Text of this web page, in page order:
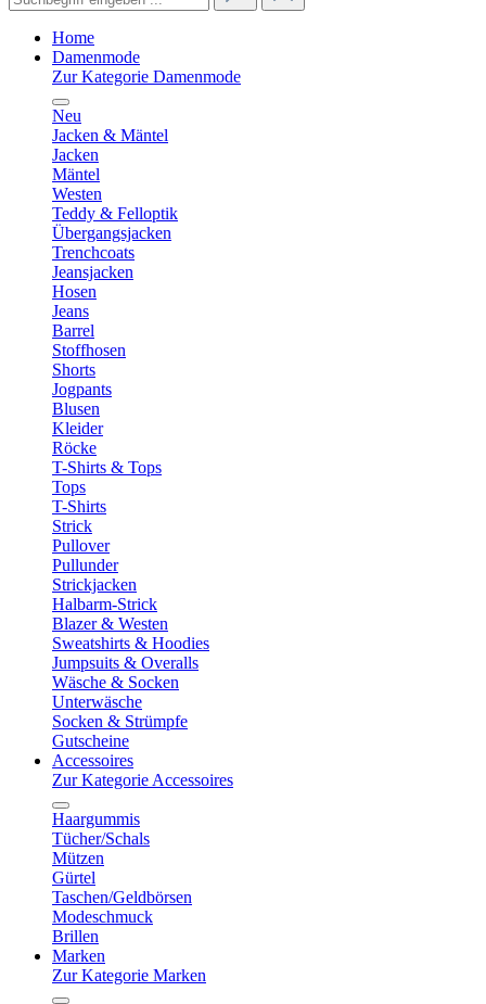
Home
Damenmode
Zur Kategorie Damenmode
Neu
Jacken & Mäntel
Jacken
Mäntel
Westen
Teddy & Felloptik
Übergangsjacken
Trenchcoats
Jeansjacken
Hosen
Jeans
Barrel
Stoffhosen
Shorts
Jogpants
Blusen
Kleider
Röcke
T-Shirts & Tops
Tops
T-Shirts
Strick
Pullover
Pullunder
Strickjacken
Halbarm-Strick
Blazer & Westen
Sweatshirts & Hoodies
Jumpsuits & Overalls
Wäsche & Socken
Unterwäsche
Socken & Strümpfe
Gutscheine
Accessoires
Zur Kategorie Accessoires
Haargummis
Tücher/Schals
Mützen
Gürtel
Taschen/Geldbörsen
Modeschmuck
Brillen
Marken
Zur Kategorie Marken